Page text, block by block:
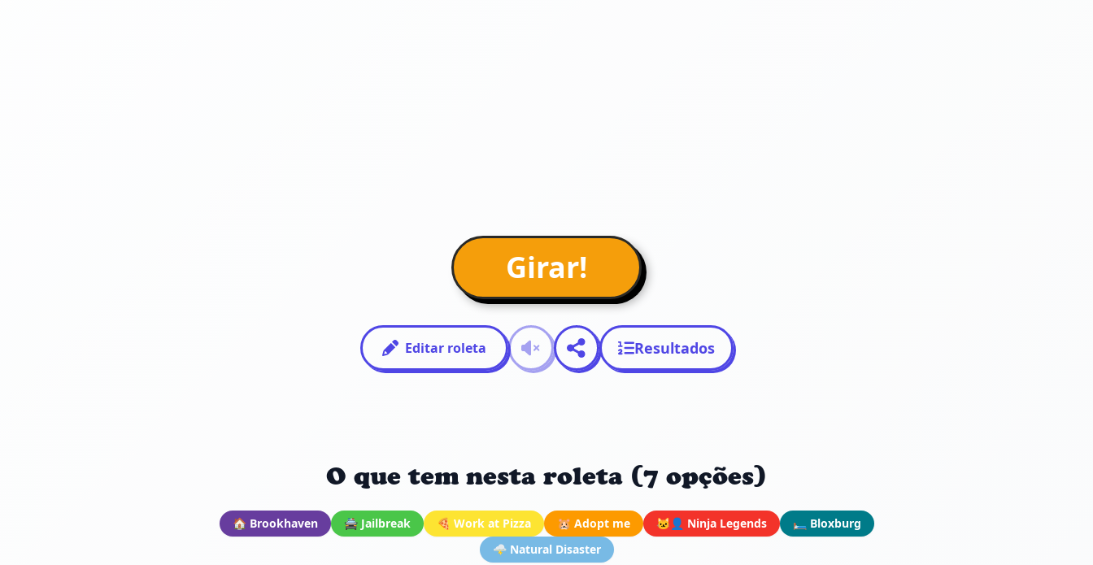
Girar!
Editar roleta Resultados
O que tem nesta roleta (7 opções)
🏠 Brookhaven 🚔 Jailbreak 🍕 Work at Pizza 🐹 Adopt me 🐱‍👤 Ninja Legends
🛏️ Bloxburg
🌩️ Natural Disaster